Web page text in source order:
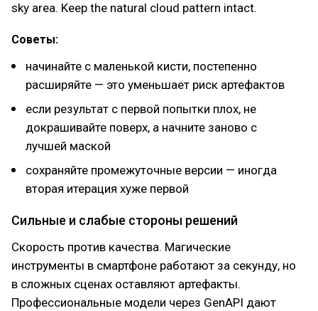
sky area. Keep the natural cloud pattern intact.
Советы:
начинайте с маленькой кисти, постепенно
расширяйте — это уменьшает риск артефактов
если результат с первой попытки плох, не
докрашивайте поверх, а начните заново с
лучшей маской
сохраняйте промежуточные версии — иногда
вторая итерация хуже первой
Сильные и слабые стороны решений
Скорость против качества. Магические
инструменты в смартфоне работают за секунду, но
в сложных сценах оставляют артефакты.
Профессиональные модели через GenAPI дают